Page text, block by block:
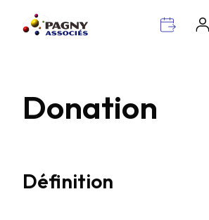
Donation
Définition